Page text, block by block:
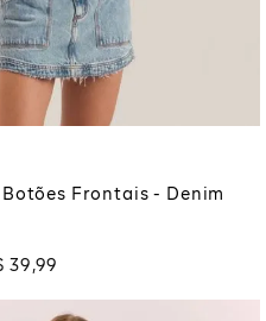
M
À SACOLA
Frontais - Denim
39 ,99